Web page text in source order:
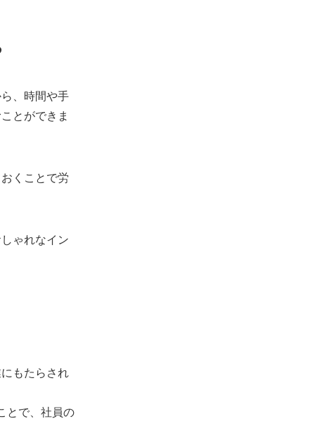
、時間や手
とができま
くことで労
ゃれなイン
もたらされ
とで、社員の